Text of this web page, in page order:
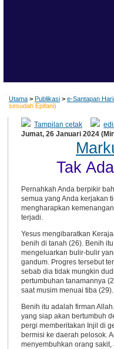
Utama > Publikasi > e-Santapan
sesudah Epifani)
Tampilan cetak
Jumat, 26 Januari 2024
Tak
Pernahkah Anda berpikir
semua yang Anda kerjakan
mengharapkan
terjadi.
Yesus mengibaratkan
benih di tanah (26). Benih
mengeluarkan bulir-bulir
gandum. Progres tersebut
sebab dia tidak mungkin
pertumbuhan tanamannya
saat musim menuai tiba (29).
Benih itu adalah firman
yang siap akan bertumbuh
pergi memberitakan Injil di
bermisi ke daerah pelosok.
menyembuhkan orang